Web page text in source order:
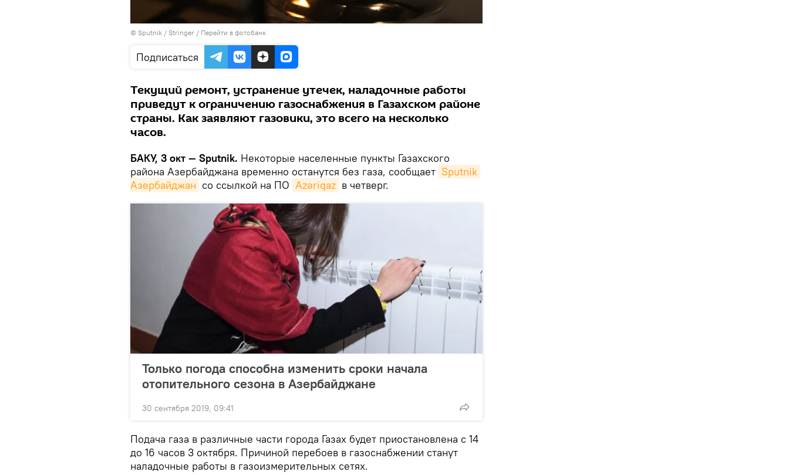
© Sputnik / Stringer / Перейти в фотобанк
Подписаться
Текущий ремонт, устранение утечек, наладочные работы
приведут к ограничению газоснабжения в Газахском районе
страны. Как заявляют газовики, это всего на несколько
часов.
БАКУ, 3 окт — Sputnik. Некоторые населенные пункты Газахского
района Азербайджана временно останутся без газа, сообщает Sputnik
Азербайджан со ссылкой на ПО Azəriqaz в четверг.
Только погода способна изменить сроки начала
отопительного сезона в Азербайджане
30 сентября 2019, 09:41
Подача газа в различные части города Газах будет приостановлена с 14
до 16 часов 3 октября. Причиной перебоев в газоснабжении станут
наладочные работы в газоизмерительных сетях.